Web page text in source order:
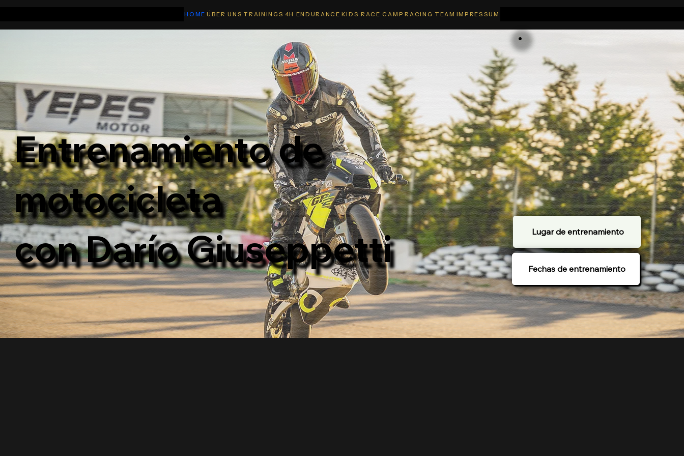
HOME ÜBER UNS TRAININGS 4H ENDURANCE KIDS RACE CAMP RACING TEAM IMPRESSUM
Entrenamiento de
motocicleta
con Darío Giuseppetti
Lugar de entrenamiento
Fechas de entrenamiento